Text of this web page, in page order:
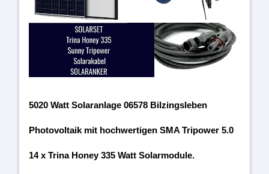
5020 Watt Solaranlage 06578 Bilzingsleben
Photovoltaik mit hochwertigen SMA Tripower 5.0
14 x Trina Honey 335 Watt Solarmodule.